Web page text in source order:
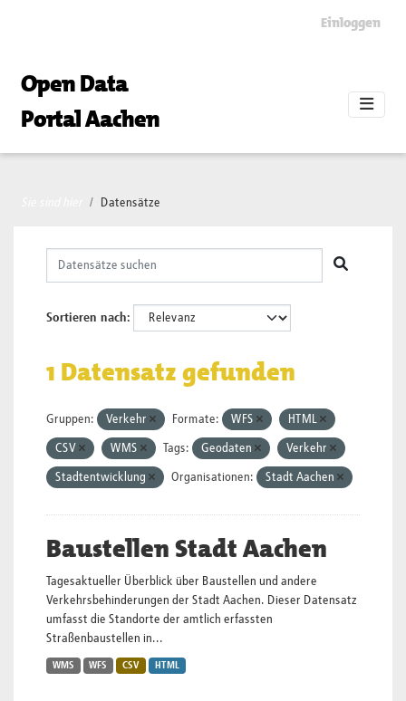
Einloggen
Open Data
Portal Aachen
Datensätze
Sortieren nach
1 Datensatz gefunden
Gruppen: Verkehr Formate: WFS HTML
CSV WMS Tags: Geodaten Verkehr
Stadtentwicklung Organisationen: Stadt Aachen
Baustellen Stadt Aachen
Tagesaktueller Überblick über Baustellen und andere
Verkehrsbehinderungen der Stadt Aachen. Dieser Datensatz
umfasst die Standorte der amtlich erfassten
Straßenbaustellen in...
WMS WFS CSV HTML